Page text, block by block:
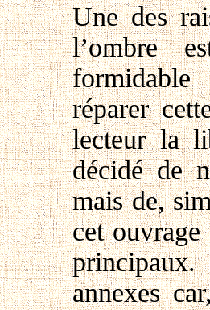
Une des
l’ombre
formidable
réparer
lecteur la
décidé de
mais de,
cet ouvrage
annexes